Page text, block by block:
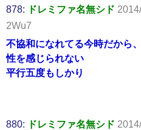
878: ドレミファ名無シド
2Wu7
不協和になれてる今時だから
性を感じられない
平行五度もしかり
880: ドレミファ名無シド